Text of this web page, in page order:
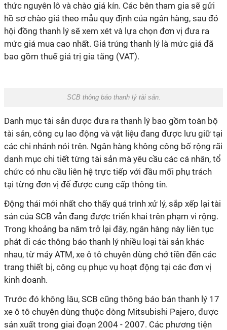
thức nguyên lô và chào giá kín. Các bên tham gia sẽ gửi
hồ sơ chào giá theo mẫu quy định của ngân hàng, sau đó
hội đồng thanh lý sẽ xem xét và lựa chọn đơn vị đưa ra
mức giá mua cao nhất. Giá trúng thanh lý là mức giá đã
bao gồm thuế giá trị gia tăng (VAT).
SCB thông báo thanh lý tài sản.
Danh mục tài sản được đưa ra thanh lý bao gồm toàn bộ
tài sản, công cụ lao động và vật liệu đang được lưu giữ tại
các chi nhánh nói trên. Ngân hàng không công bố rộng rãi
danh mục chi tiết từng tài sản mà yêu cầu các cá nhân, tổ
chức có nhu cầu liên hệ trực tiếp với đầu mối phụ trách
tại từng đơn vị để được cung cấp thông tin.
Động thái mới nhất cho thấy quá trình xử lý, sắp xếp lại tài
sản của SCB vẫn đang được triển khai trên phạm vi rộng.
Trong khoảng ba năm trở lại đây, ngân hàng này liên tục
phát đi các thông báo thanh lý nhiều loại tài sản khác
nhau, từ máy ATM, xe ô tô chuyên dùng chở tiền đến các
trang thiết bị, công cụ phục vụ hoạt động tại các đơn vị
kinh doanh.
Trước đó không lâu, SCB cũng thông báo bán thanh lý 17
xe ô tô chuyên dùng thuộc dòng Mitsubishi Pajero, được
sản xuất trong giai đoạn 2004 - 2007. Các phương tiện